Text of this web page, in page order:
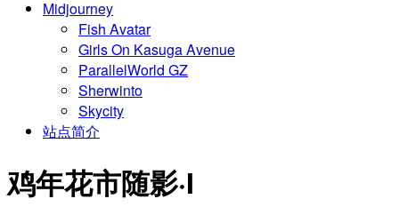
Midjourney
Fish Avatar
Girls On Kasuga Avenue
ParallelWorld GZ
Sherwinto
Skycity
站点简介
鸡年花市随影·I